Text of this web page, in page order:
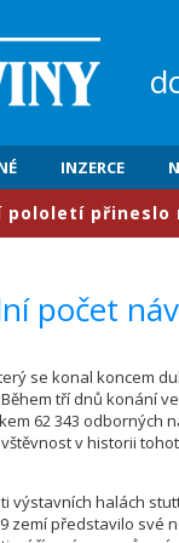
INZERCE
na
počet
se konal koncem
tří dnů konání
62 343 odborných
v historii
výstavních halách
zemí představilo své